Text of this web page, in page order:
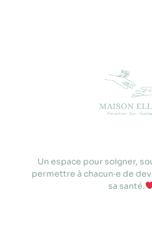
Un espace pour soigner,
permettre à chacun·e de
sa santé.